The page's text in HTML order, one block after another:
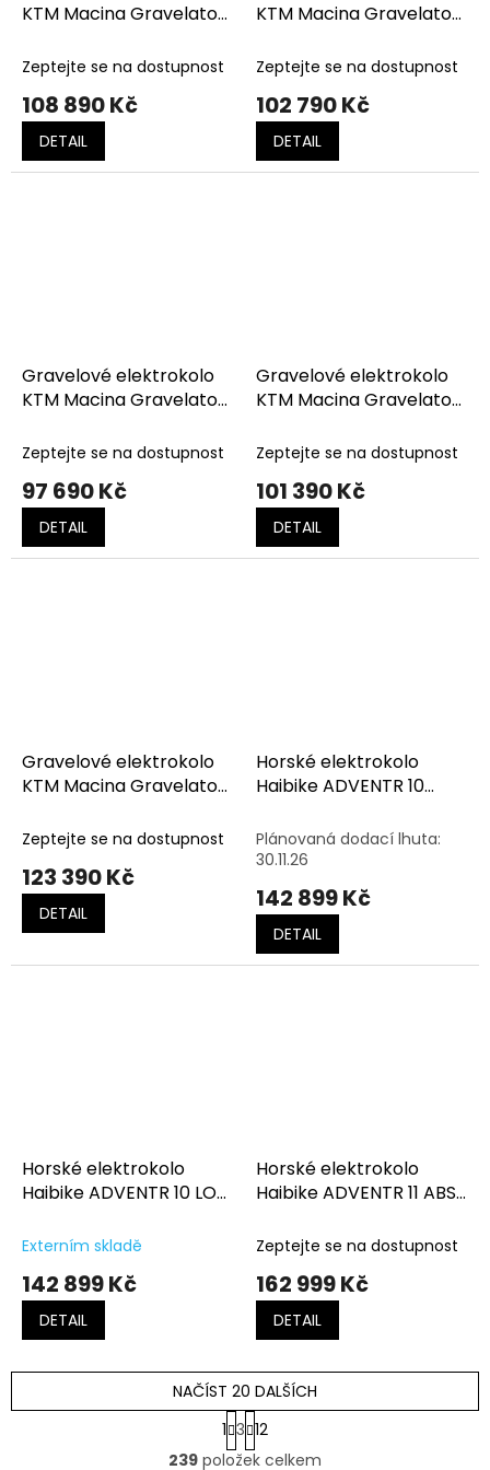
KTM Macina Gravelator
(DARK ORANGE)
Zeptejte se na dostupnost
108 890 Kč
DETAIL
KTM Macina Gravelator
Glossy)
Zeptejte se na dostupnost
102 790 Kč
DETAIL
Gravelové elektrokolo
KTM Macina Gravelator
(Black)
Zeptejte se na dostupnost
97 690 Kč
DETAIL
Gravelové elektrokolo
KTM Macina Gravelator
(FRESH ORANGE)
Zeptejte se na dostupnost
101 390 Kč
DETAIL
Gravelové elektrokolo
KTM Macina Gravelator
Matt (Black Glossy)
Zeptejte se na dostupnost
123 390 Kč
DETAIL
Horské elektrokolo
Haibike ADVENTR 10
Sand/Black
Plánovaná dodací lhuta:
30.11.26
142 899 Kč
DETAIL
Horské elektrokolo
Haibike ADVENTR 10 LOW
Externím skladě
142 899 Kč
DETAIL
Horské elektrokolo
Haibike ADVENTR 11 ABS
Zeptejte se na dostupnost
162 999 Kč
DETAIL
O
NAČÍST 20 DALŠÍCH
S
t
r
1 3 12
239 položek celkem